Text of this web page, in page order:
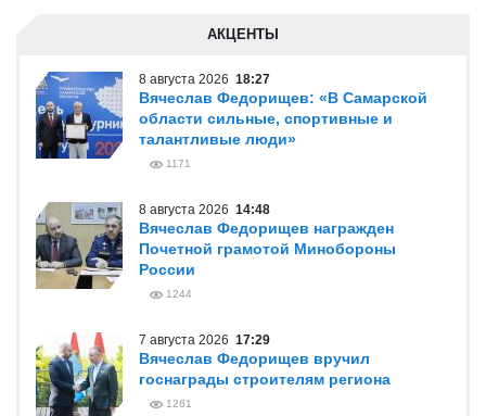
АКЦЕНТЫ
8 августа 2026 18:27
Вячеслав Федорищев: «В Самарской
области сильные, спортивные и
талантливые люди»
1171
8 августа 2026 14:48
Вячеслав Федорищев награжден
Почетной грамотой Минобороны
России
1244
7 августа 2026 17:29
Вячеслав Федорищев вручил
госнаграды строителям региона
1261